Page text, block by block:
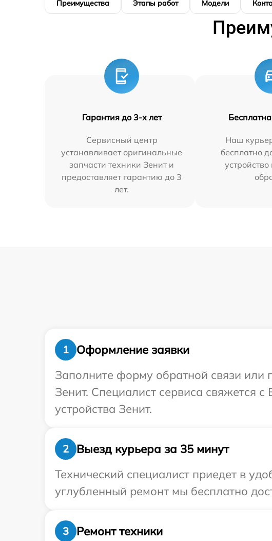
Преимущества Этапы работ Модели
Гарантия до 3-х лет
Сервисный центр
устанавливает оригинальные
запчасти техники Зенит и
предоставляет гарантию до 3
лет.
Наш
бесплатно
1
Оформление заявки
Заполните форму обратной связи или
Зенит. Специалист сервиса свяжется
устройства Зенит.
2
Выезд курьера за 35 минут
Технический специалист приедет в
углубленный ремонт мы бесплатно
3
Ремонт техники